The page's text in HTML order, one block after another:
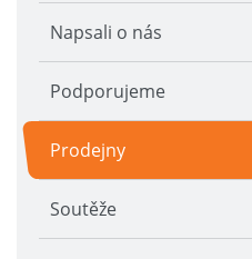
Napsali o nás
Podporujeme
Prodejny
Soutěže